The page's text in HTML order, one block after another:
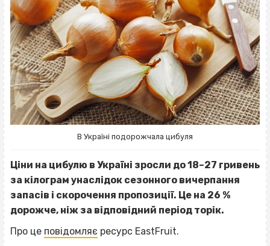
В Україні подорожчала цибуля
Ціни на цибулю в Україні зросли до 18–27 гривень
за кілограм унаслідок сезонного вичерпання
запасів і скорочення пропозиції. Це на 26 %
дорожче, ніж за відповідний період торік.
Про це повідомляє ресурс EastFruit.